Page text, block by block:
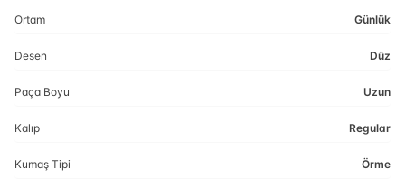
Ortam Günlük
Desen Düz
Paça Boyu Uzun
Kalıp Regular
Kumaş Tipi Örme